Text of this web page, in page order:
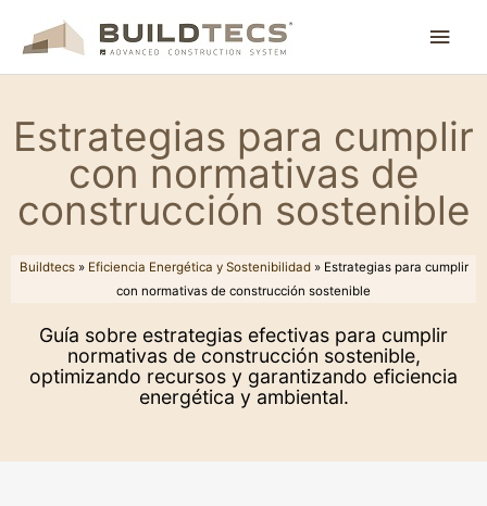
contenido
Estrategias para cumplir
con normativas de
construcción sostenible
Buildtecs» Eficiencia Energética y Sostenibilidad » Estrategias para cumplir
con normativas de construcción sostenible
Guía sobre estrategias efectivas para cumplir
normativas de construcción sostenible,
optimizando recursos y garantizando eficiencia
energética y ambiental.